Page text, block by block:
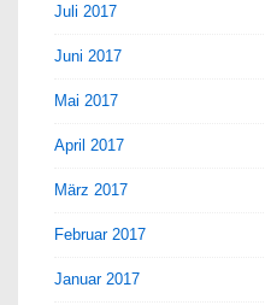
Juli 2017
Juni 2017
Mai 2017
April 2017
März 2017
Februar 2017
Januar 2017